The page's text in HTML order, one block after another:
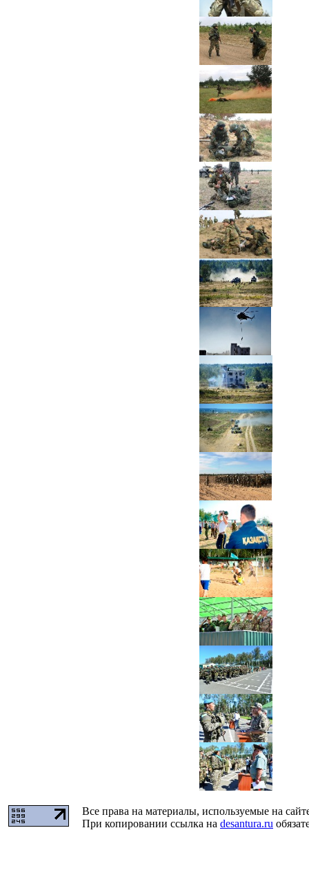
Все права на материалы, используемые на
При копировании ссылка на desantura.ru